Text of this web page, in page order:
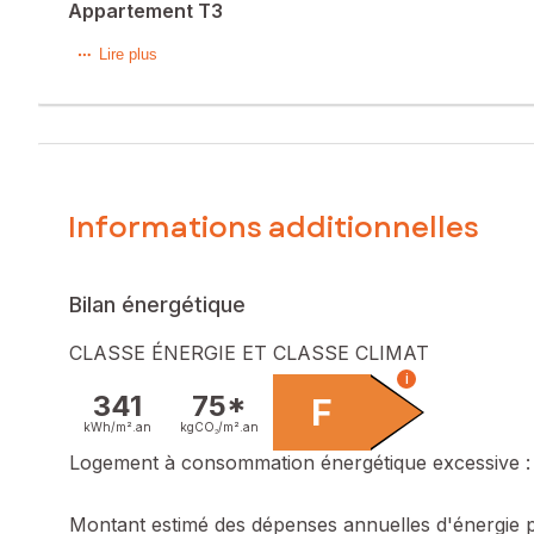
Appartement T3
Situé dans la charmante commune de Villeneuve-sur-
d'une accessibilité aisée aux transports en commun et
D'une surface habitable de 62 m², cet appartement T3 à
Les informations sur les risques auxquels ce bien est
Prix de vente : 74 500 €
Contactez votre conseiller SAFTI : Yannick CONGE, Tél. :
Lire plus
Informations additionnelles
Bilan énergétique
CLASSE ÉNERGIE ET CLASSE CLIMAT
341
kWh/m². an
75*
kgCO₂/m². an F
i
Logement à consommation énergétique excessive
Montant estimé des dépenses annuelles d'énergie